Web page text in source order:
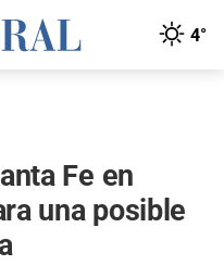
4°
Fe en
una posible